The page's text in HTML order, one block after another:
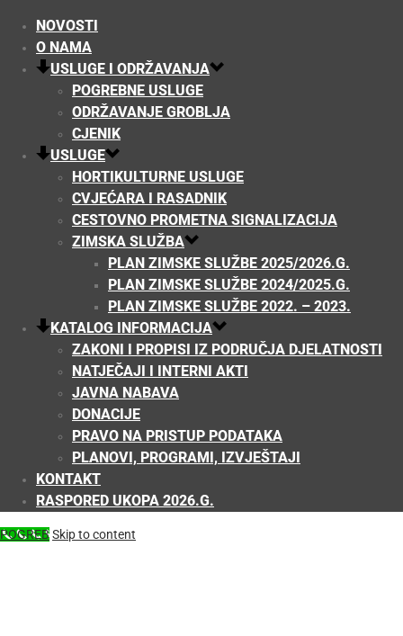
NOVOSTI
O NAMA
USLUGE I ODRŽAVANJA
POGREBNE USLUGE
ODRŽAVANJE GROBLJA
CJENIK
USLUGE
HORTIKULTURNE USLUGE
CVJEĆARA I RASADNIK
CESTOVNO PROMETNA SIGNALIZACIJA
ZIMSKA SLUŽBA
PLAN ZIMSKE SLUŽBE 2025/2026.G.
PLAN ZIMSKE SLUŽBE 2024/2025.G.
PLAN ZIMSKE SLUŽBE 2022. – 2023.
KATALOG INFORMACIJA
ZAKONI I PROPISI IZ PODRUČJA DJELATNOSTI
NATJEČAJI I INTERNI AKTI
JAVNA NABAVA
DONACIJE
PRAVO NA PRISTUP PODATAKA
PLANOVI, PROGRAMI, IZVJEŠTAJI
KONTAKT
RASPORED UKOPA 2026.G.
POGREBSkip to content